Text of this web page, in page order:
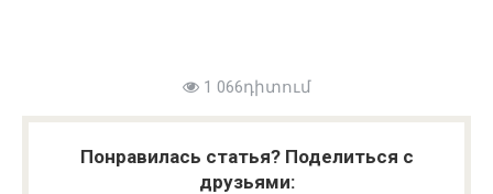
1 066դիտում
Понравилась статья? Поделиться с
друзьями: